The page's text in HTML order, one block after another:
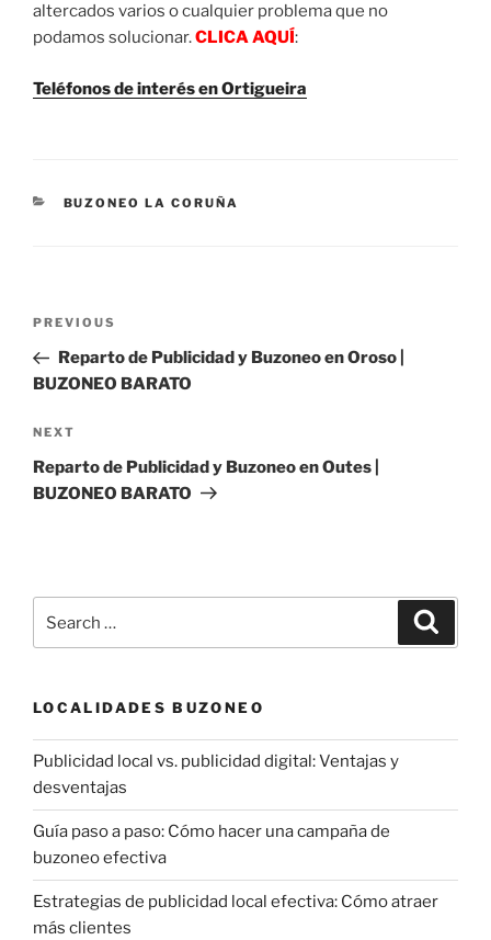
altercados varios o cualquier problema que no
podamos solucionar.CLICA AQUÍ:
Teléfonos de interés en Ortigueira
CATEGORIES
BUZONEO LA CORUÑA
Previous
Post
PREVIOUS
Reparto de Publicidad y Buzoneo en Oroso |
BUZONEO BARATO
Next
Post
NEXT
Reparto de Publicidad y Buzoneo en Outes |
BUZONEO BARATO
for:
LOCALIDADES BUZONEO
Publicidad local vs. publicidad digital: Ventajas y
desventajas
Guía paso a paso: Cómo hacer una campaña de
buzoneo efectiva
Estrategias de publicidad local efectiva: Cómo atraer
más clientes